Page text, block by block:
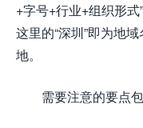
+字号+行业+组织形式
这里的“深圳”即为地
地。
需要注意的要点包